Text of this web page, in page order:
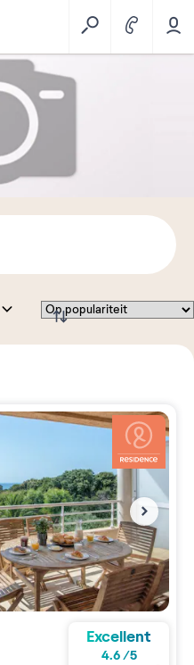
Excellent
4.6/5